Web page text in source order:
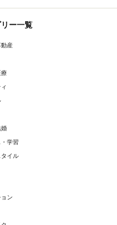
ー一覧
産
学習
タイル
ン